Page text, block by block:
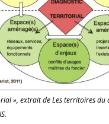
», extrait de Les territoires du